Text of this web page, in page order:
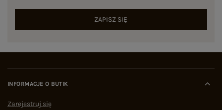
ZAPISZ SIĘ
INFORMACJE O BUTIK
Zarejestruj się